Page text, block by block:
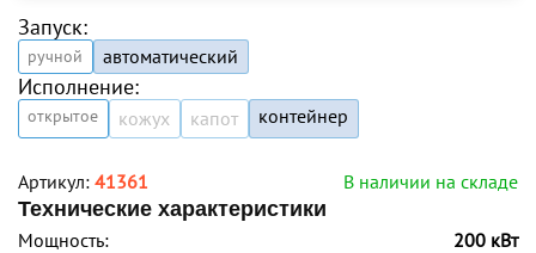
Запуск:
ручной автоматический
Исполнение:
открытое кожух капот контейнер
Артикул: 41361
В наличии на складе
Технические характеристики
Мощность:
200 кВт